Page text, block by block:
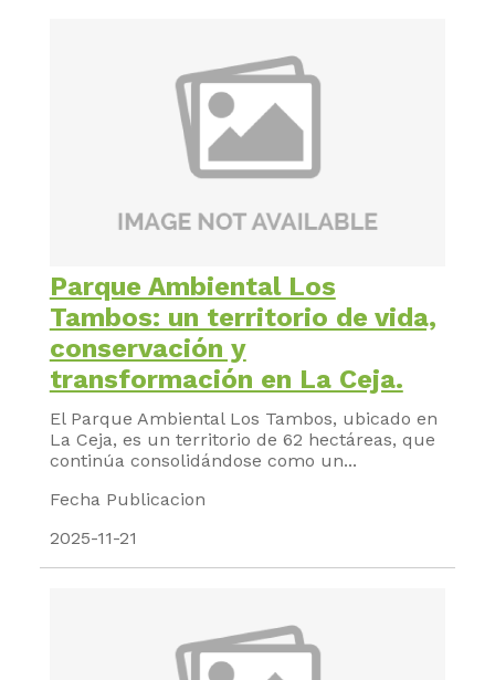
Parque Ambiental Los
Tambos: un territorio de vida,
conservación y
transformación en La Ceja.
El Parque Ambiental Los Tambos, ubicado en
La Ceja, es un territorio de 62 hectáreas, que
continúa consolidándose como un...
Fecha Publicacion
2025-11-21